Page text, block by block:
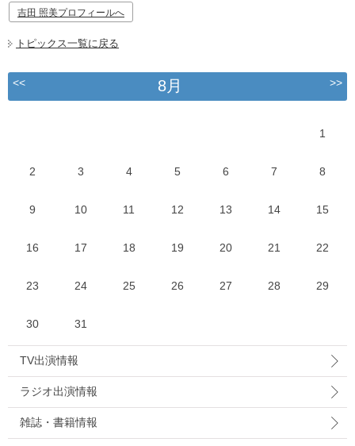
吉田 照美プロフィールへ
トピックス一覧に戻る
<< 8月 >>
1
2 3 4 5 6 7 8
9 10 11 12 13 14 15
16 17 18 19 20 21 22
23 24 25 26 27 28 29
30 31
TV出演情報
ラジオ出演情報
雑誌・書籍情報